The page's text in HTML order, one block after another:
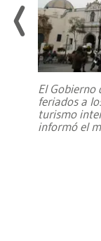
El Gobierno
feriados a
turismo
informó el